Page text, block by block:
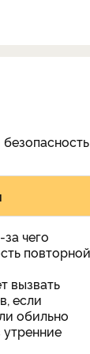
чего
повторной
вызвать
если
обильно
утренние